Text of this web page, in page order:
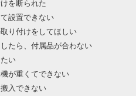
を断られた
設置できない
り付けをしてほしい
たら、付属品が合わない
い
が重くてできない
入できない